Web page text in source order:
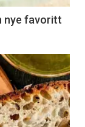
nye favoritt